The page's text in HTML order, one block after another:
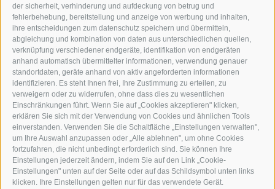
der sicherheit, verhinderung und aufdeckung von betrug und
fehlerbehebung, bereitstellung und anzeige von werbung und inhalten,
ihre entscheidungen zum datenschutz speichern und übermitteln,
abgleichung und kombination von daten aus unterschiedlichen quellen,
verknüpfung verschiedener endgeräte, identifikation von endgeräten
anhand automatisch übermittelter informationen, verwendung genauer
standortdaten, geräte anhand von aktiv angeforderten informationen
identifizieren. Es steht Ihnen frei, Ihre Zustimmung zu erteilen, zu
verweigern oder zu widerrufen, ohne dass dies zu wesentlichen
Einschränkungen führt. Wenn Sie auf „Cookies akzeptieren" klicken,
erklären Sie sich mit der Verwendung von Cookies und ähnlichen Tools
einverstanden. Verwenden Sie die Schaltfläche „Einstellungen verwalten",
um Ihre Auswahl anzupassen oder „Alle ablehnen", um ohne Cookies
fortzufahren, die nicht unbedingt erforderlich sind. Sie können Ihre
Einstellungen jederzeit ändern, indem Sie auf den Link „Cookie-
Einstellungen" unten auf der Seite oder auf das Schildsymbol unten links
klicken. Ihre Einstellungen gelten nur für das verwendete Gerät.
WERBEN IM ERKER
ONLINE-WERBUNG
SEPA-DAUERAUFTRAG
REGELN LESERKOMMENTARE
ONLINE VOTING
SERVICE
VERANSTALTUNGSKALENDER
KLEINANZEIGER
NÜTZLICHE LINKS
WETTER
WEBCAM
VIDEOS